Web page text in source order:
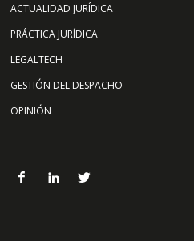
ACTUALIDAD JURÍDICA
PRÁCTICA JURÍDICA
LEGALTECH
GESTIÓN DEL DESPACHO
OPINIÓN